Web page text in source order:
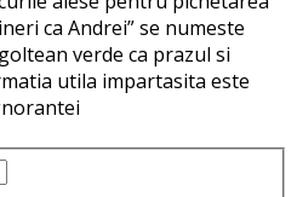
ca Andrei” se numeste
verde ca prazul si
utila impartasita este